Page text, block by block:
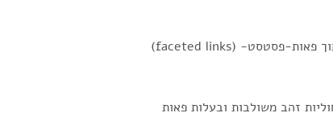
הצמיד בעיצוב חוליות רחבות מסוג curb links עם חיתוך פאות-פסטסט- (faceted links)
ה־19, תקופה שבה חוליות זהב משולבות ובעלות פאות